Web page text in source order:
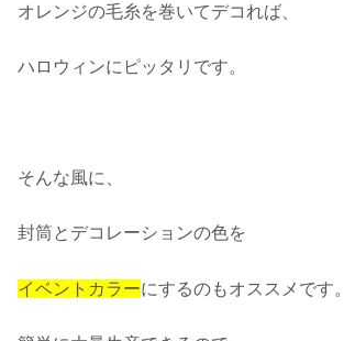
オレンジの毛糸を巻いてデコれば、
ハロウィンにピッタリです。
そんな風に、
封筒とデコレーションの色を
イベントカラーにするのもオススメです。